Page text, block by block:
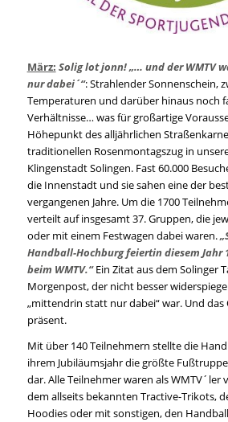
März: Solig lot jonn! „… und der WMTV
nur dabei´“: Strahlender Sonnenschein,
Temperaturen und darüber hinaus noch
Verhältnisse… was für großartige
Höhepunkt des alljährlichen
traditionellen Rosenmontagszug in
Klingenstadt Solingen. Fast 60.000
die Innenstadt und sie sahen eine der
vergangenen Jahre. Um die 1700
verteilt auf insgesamt 37. Gruppen, die
oder mit einem Festwagen dabei waren.
Handball-Hochburg feiertin diesem Jahr
beim WMTV.“Ein Zitat aus dem Solinger
Morgenpost, der nicht besser
„mittendrin statt nur dabei“ war. Und
präsent.
Mit über 140 Teilnehmern stellte die
ihrem Jubiläumsjahr die größte
dar. Alle Teilnehmer waren als WMTV´ler
dem allseits bekannten Tractive-Trikots,
Hoodies oder mit sonstigen, den